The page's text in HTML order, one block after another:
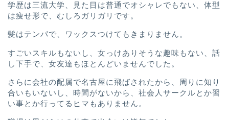
学歴は三流大学、 見た目は普通でオシャレでもない、 体型
は痩せ形で、むしろガリガリです。
髪はテンパで、ワックスつけてもきまりません。
すごいスキルもないし、 女っけありそうな趣味もない、 話
し下手で、女友達もほとんどいませんでした。
さらに会社の配属で名古屋に飛ばされたから、周りに知り
合いもいないし、 時間がないから、社会人サークルとか習
い事とか行ってるヒマもありません。